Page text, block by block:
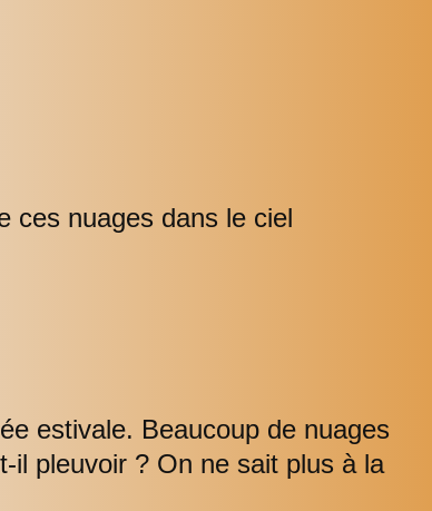
ces nuages dans le ciel
estivale. Beaucoup de nuages
il pleuvoir ? On ne sait plus à la